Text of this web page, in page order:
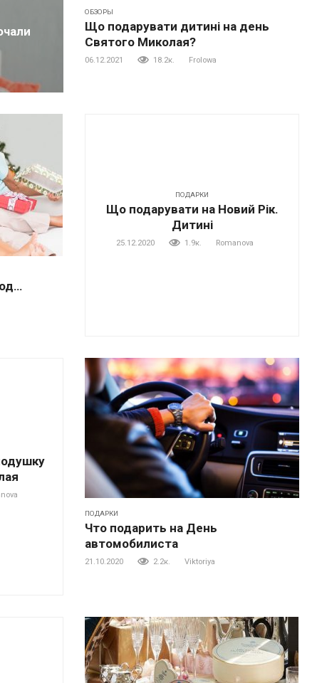
ОБЗОРЫ
Що подарувати дитині на день
Святого Миколая?
06.12.2021 18.2к. Frolowa
ПОДАРКИ
Що подарувати на Новий Рік.
Дитині
25.12.2020 1.9к. Romanova
ПОДАРКИ
Что подарить на День
автомобилиста
21.10.2020 2.2к. Viktoriya